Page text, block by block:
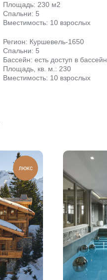
Площадь: 230 м2
Спальни: 5
Вместимость: 10 взрослых
Регион: Куршевель-1650
Спальни: 5
Бассейн: есть доступ в бассейн
Площадь, кв. м.: 230
Вместимость: 10 взрослых
люкс